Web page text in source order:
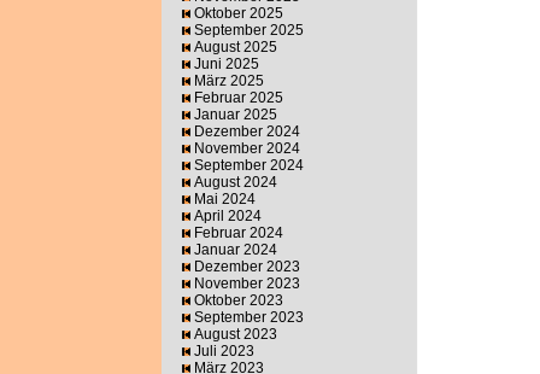
Oktober 2025
September 2025
August 2025
Juni 2025
März 2025
Februar 2025
Januar 2025
Dezember 2024
November 2024
September 2024
August 2024
Mai 2024
April 2024
Februar 2024
Januar 2024
Dezember 2023
November 2023
Oktober 2023
September 2023
August 2023
Juli 2023
März 2023